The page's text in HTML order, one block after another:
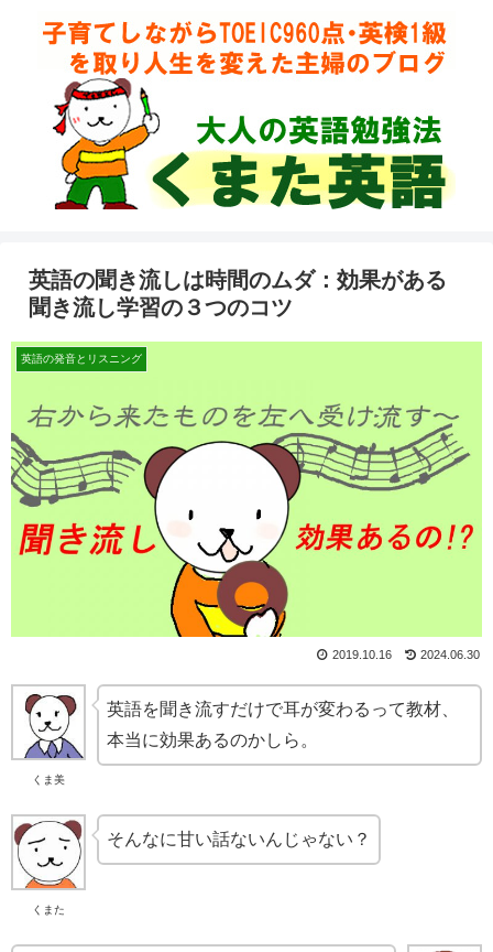
英語の聞き流しは時間のムダ：効果がある
聞き流し学習の３つのコツ
英語の発音とリスニング
2019.10.16 2024.06.30
くま美
英語を聞き流すだけで耳が変わるって教材、
本当に効果あるのかしら。
くまた
そんなに甘い話ないんじゃない？